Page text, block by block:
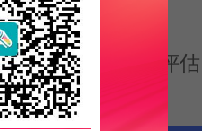
基本情况进行预评